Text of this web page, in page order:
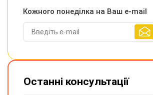
Кожного понеділка на Ваш e-mail
Останні консультації